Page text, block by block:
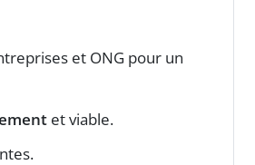
et ONG pour un
et viable.